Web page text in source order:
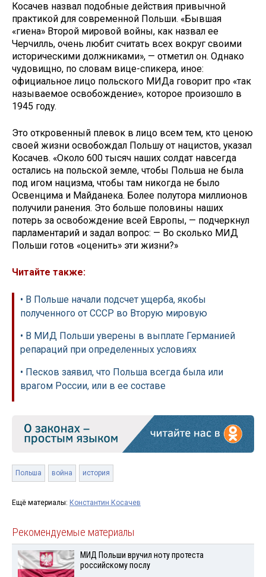
Косачев назвал подобные действия привычной
практикой для современной Польши. «Бывшая
«гиена» Второй мировой войны, как назвал ее
Черчилль, очень любит считать всех вокруг своими
историческими должниками», — отметил он. Однако
чудовищно, по словам вице-спикера, иное:
официальное лицо польского МИДа говорит про «так
называемое освобождение», которое произошло в
1945 году.
Это откровенный плевок в лицо всем тем, кто ценою
своей жизни освобождал Польшу от нацистов, указал
Косачев. «Около 600 тысяч наших солдат навсегда
остались на польской земле, чтобы Польша не была
под игом нацизма, чтобы там никогда не было
Освенцима и Майданека. Более полутора миллионов
получили ранения. Это больше половины наших
потерь за освобождение всей Европы, — подчеркнул
парламентарий и задал вопрос: — Во сколько МИД
Польши готов «оценить» эти жизни?»
Читайте также:
• В Польше начали подсчет ущерба, якобы
полученного от СССР во Вторую мировую
• В МИД Польши уверены в выплате Германией
репараций при определенных условиях
• Песков заявил, что Польша всегда была или
врагом России, или в ее составе
Польша война история
Ещё материалы: Константин Косачев
Рекомендуемые материалы
МИД Польши вручил ноту протеста
российскому послу